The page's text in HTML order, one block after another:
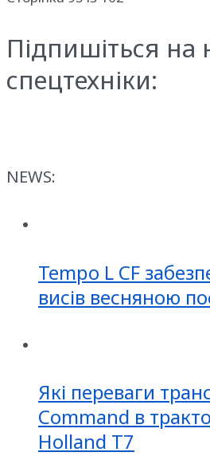
Підпишіться на
спецтехніки:
NEWS:
Tempo L CF
висів весняною
Які переваги
Command в
Holland T7